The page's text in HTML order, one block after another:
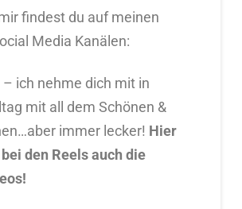
findest du auf meinen
Media Kanälen:
– ich nehme dich mit in
mit all dem Schönen &
immer lecker! Hier
den Reels auch die